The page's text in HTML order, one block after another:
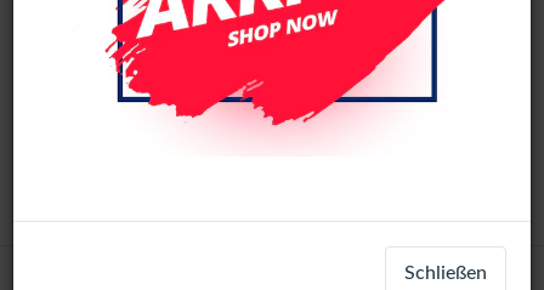
Xiaomi Redmi Note 12 Pro Speed / Redmi
Note 12 Pro 5G / Poco X5 Pro Charging
Port Board+Sim Reader
Part-10428
Schließen